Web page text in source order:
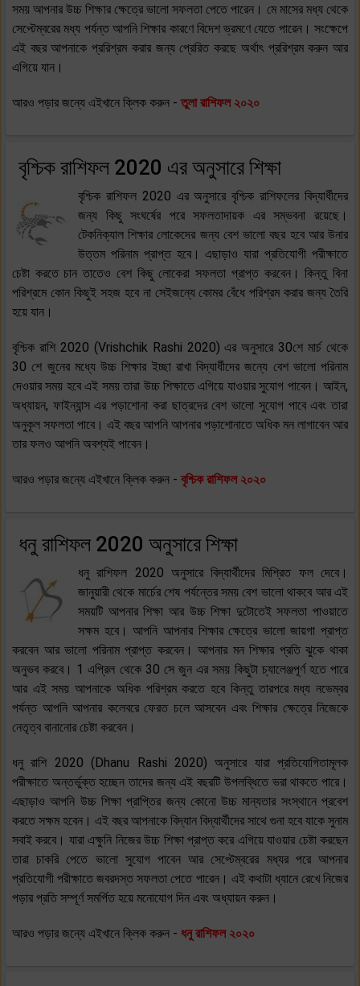
সময় আপনার উচ্চ শিক্ষার ক্ষেত্রে ভালো সফলতা পেতে পারেন। মে মাসের মধ্য থেকে
সেপ্টেম্বরের মধ্য পর্যন্ত আপনি শিক্ষার কারণে বিদেশ ভ্রমণে যেতে পারেন। সংক্ষেপে
এই বছর আপনাকে প্ররিশ্রম করার জন্য প্রেরিত করছে অর্থাৎ প্ররিশ্রম করুন আর
এগিয়ে যান।
আরও পড়ার জন্যে এইখানে ক্লিক করুন -তুলা রাশিফল ২০২০
বৃশ্চিক রাশিফল 2020 এর অনুসারে শিক্ষা
বৃশ্চিক রাশিফল 2020 এর অনুসারে বৃশ্চিক রাশিফলের বিদ্যার্ধীদের
জন্য কিছু সংঘর্ষের পরে সফলতাদায়ক এর সম্ভবনা রয়েছে।
টেকনিক্যাল শিক্ষার লোকেদের জন্য বেশ ভালো বছর হবে আর উনার
উত্তম পরিনাম প্রাপ্ত হবে। এছাড়াও যারা প্রতিযোগী পরীক্ষাতে
চেষ্টা করতে চান তাতেও বেশ কিছু লোকেরা সফলতা প্রাপ্ত করবেন। কিন্তু বিনা
পরিশ্রমে কোন কিছুই সহজ হবে না সেইজন্যে কোমর বেঁধে পরিশ্রম করার জন্য তৈরি
হয়ে যান।
বৃশ্চিক রাশি 2020 (Vrishchik Rashi 2020) এর অনুসারে 30শে মার্চ থেকে
30 শে জুনের মধ্যে উচ্চ শিক্ষার ইচ্ছা রাখা বিদ্যার্ধীদের জন্যে বেশ ভালো পরিনাম
দেওয়ার সময় হবে এই সময় তারা উচ্চ শিক্ষাতে এগিয়ে যাওয়ার সুযোগ পাবেন। আইন,
অধ্যায়ন, ফাইন্যান্স এর পড়াশোনা করা ছাত্রদের বেশ ভালো সুযোগ পাবে এবং তারা
অনুকূল সফলতা পাবে। এই বছর আপনি আপনার পড়াশোনাতে অধিক মন লাগাবেন আর
তার ফলও আপনি অবশ্যই পাবেন।
আরও পড়ার জন্যে এইখানে ক্লিক করুন - বৃশ্চিক রাশিফল ২০২০
ধনু রাশিফল 2020 অনুসারে শিক্ষা
ধনু রাশিফল 2020 অনুসারে বিদ্যার্থীদের মিশ্রিত ফল দেবে।
জানুয়ারী থেকে মার্চের শেষ পর্যন্তের সময় বেশ ভালো থাকবে আর এই
সময়টি আপনার শিক্ষা আর উচ্চ শিক্ষা দুটোতেই সফলতা পাওয়াতে
সক্ষম হবে। আপনি আপনার শিক্ষার ক্ষেত্রে ভালো জায়গা প্রাপ্ত
করবেন আর ভালো পরিনাম প্রাপ্ত করবেন। আপনার মন শিক্ষার প্রতি ঝুকে থাকা
অনুভব করবে। 1 এপ্রিল থেকে 30 সে জুন এর সময় কিছুটা চ্যালেঞ্জপূর্ণ হতে পারে
আর এই সময় আপনাকে অধিক পরিশ্রম করতে হবে কিন্তু তারপরে মধ্য নভেম্বর
পর্যন্ত আপনি আপনার কলেবরে ফেরত চলে আসবেন এবং শিক্ষার ক্ষেত্রে নিজেকে
নেতৃত্ব বানানোর চেষ্টা করবেন।
ধনু রাশি 2020 (Dhanu Rashi 2020) অনুসারে যারা প্রতিযোগিতামূলক
পরীক্ষাতে অন্তর্ভুক্ত হচ্ছেন তাদের জন্য এই বছরটি উপলব্ধিতে ভরা থাকতে পারে।
এছাড়াও আপনি উচ্চ শিক্ষা প্রাপ্তির জন্য কোনো উচ্চ মান্যতার সংস্থানে প্রবেশ
করতে সক্ষম হবেন। এই বছর আপনাকে বিদ্যান বিদ্যার্থীদের সাথে গুনা হবে যাকে সুনাম
সবাই করবে। যারা এক্ষুনি নিজের উচ্চ শিক্ষা প্রাপ্ত করে এগিয়ে যাওয়ার চেষ্টা করছেন
তারা চাকরি পেতে ভালো সুযোগ পাবেন আর সেপ্টেম্বরের মধ্যর পরে আপনার
প্রতিযোগী পরীক্ষাতে জবরদস্ত সফলতা পেতে পারেন। এই কথাটা ধ্যানে রেখে নিজের
পড়ার প্রতি সম্পূর্ণ সমর্পিত হয়ে মনোযোগ দিন এবং অধ্যায়ন করুন।
আরও পড়ার জন্যে এইখানে ক্লিক করুন - ধনু রাশিফল ২০২০